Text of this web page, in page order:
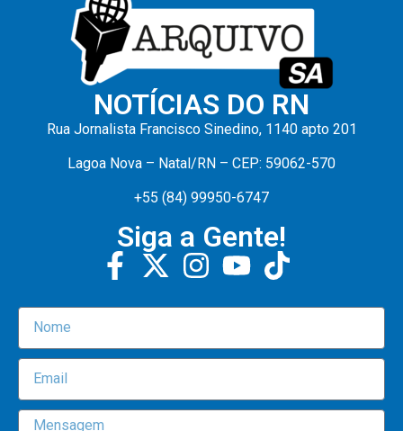
NOTÍCIAS DO RN
Rua Jornalista Francisco Sinedino, 1140 apto 201
Lagoa Nova – Natal/RN – CEP: 59062-570
+55 (84) 99950-6747
Siga a Gente!